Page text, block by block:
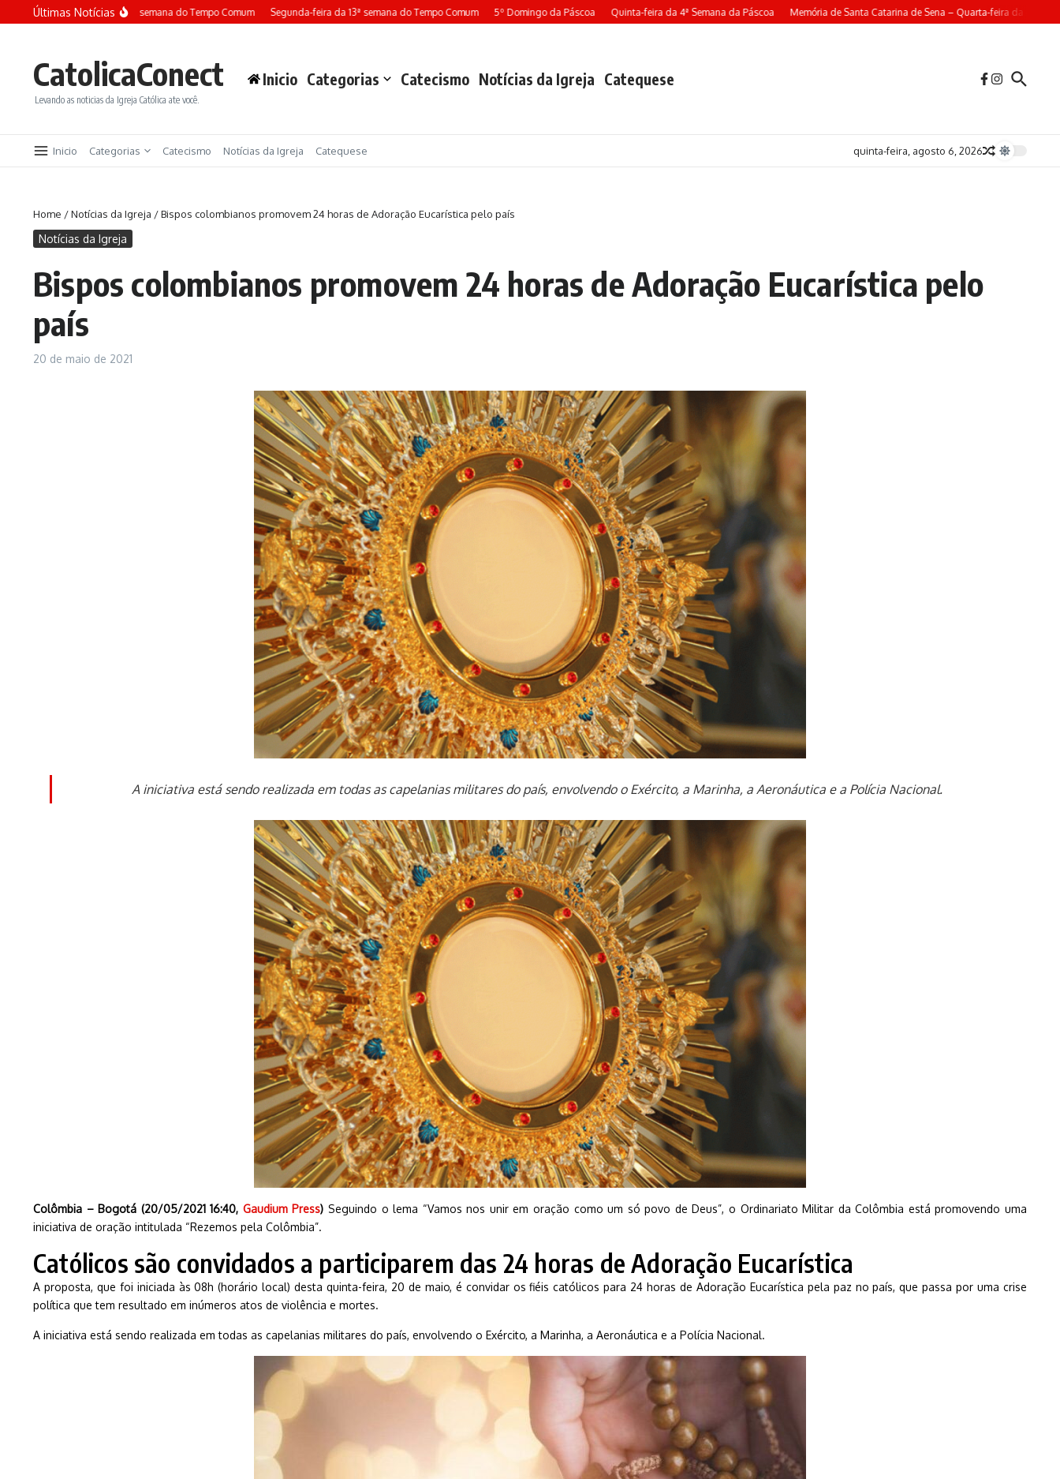
Ir para o conteúdo
Últimas Notícias
Terça-feira da 13ª semana do Tempo Comum Segunda-feira da 13ª semana do Tempo Comum 5º Domingo da Páscoa Quinta-feira da 4ª Semana da Páscoa Memória de Santa Catarina de Sena – Quarta-feira da 4ª Semana
CatolicaConect
Levando as noticias da Igreja Católica ate você.
Inicio Categorias Catecismo Notícias da Igreja Catequese
Inicio Categorias Catecismo Notícias da Igreja Catequese quinta-feira, agosto 6, 2026
Home /Notícias da Igreja /Bispos colombianos promovem 24 horas de Adoração Eucarística pelo país
Notícias da Igreja
Bispos colombianos promovem 24 horas de Adoração Eucarística pelo
país
20 de maio de 2021
A iniciativa está sendo realizada em todas as capelanias militares do país, envolvendo o Exército, a Marinha, a Aeronáutica e a Polícia Nacional.
Colômbia – Bogotá (20/05/2021 16:40, Gaudium Press) Seguindo o lema “Vamos nos unir em oração como um só povo de Deus”, o Ordinariato Militar da Colômbia está promovendo uma
iniciativa de oração intitulada “Rezemos pela Colômbia”.
Católicos são convidados a participarem das 24 horas de Adoração Eucarística
A proposta, que foi iniciada às 08h (horário local) desta quinta-feira, 20 de maio, é convidar os fiéis católicos para 24 horas de Adoração Eucarística pela paz no país, que passa por uma crise
política que tem resultado em inúmeros atos de violência e mortes.
A iniciativa está sendo realizada em todas as capelanias militares do país, envolvendo o Exército, a Marinha, a Aeronáutica e a Polícia Nacional.